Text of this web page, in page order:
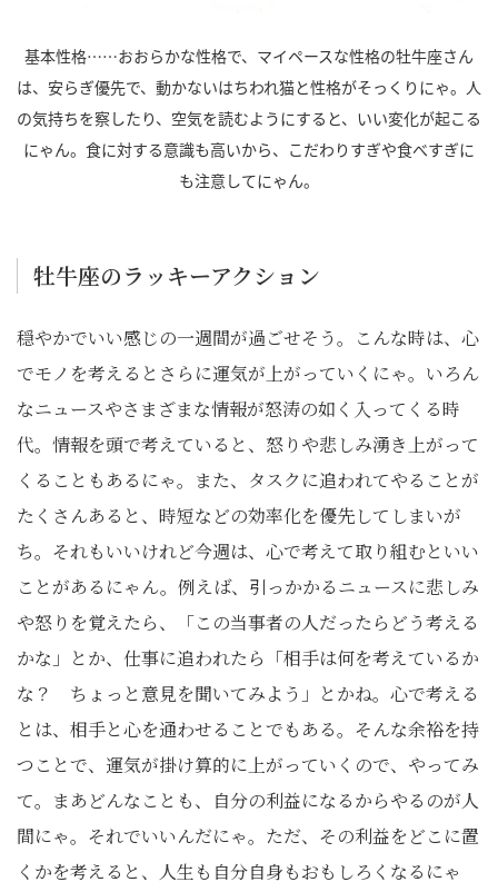
基本性格……おおらかな性格で、マイペースな性格の牡牛座さん
は、安らぎ優先で、動かないはちわれ猫と性格がそっくりにゃ。人
の気持ちを察したり、空気を読むようにすると、いい変化が起こる
にゃん。食に対する意識も高いから、こだわりすぎや食べすぎに
も注意してにゃん。
牡牛座のラッキーアクション
穏やかでいい感じの一週間が過ごせそう。こんな時は、心
でモノを考えるとさらに運気が上がっていくにゃ。いろん
なニュースやさまざまな情報が怒涛の如く入ってくる時
代。情報を頭で考えていると、怒りや悲しみ湧き上がって
くることもあるにゃ。また、タスクに追われてやることが
たくさんあると、時短などの効率化を優先してしまいが
ち。それもいいけれど今週は、心で考えて取り組むといい
ことがあるにゃん。例えば、引っかかるニュースに悲しみ
や怒りを覚えたら、「この当事者の人だったらどう考える
かな」とか、仕事に追われたら「相手は何を考えているか
な？ ちょっと意見を聞いてみよう」とかね。心で考える
とは、相手と心を通わせることでもある。そんな余裕を持
つことで、運気が掛け算的に上がっていくので、やってみ
て。まあどんなことも、自分の利益になるからやるのが人
間にゃ。それでいいんだにゃ。ただ、その利益をどこに置
くかを考えると、人生も自分自身もおもしろくなるにゃ